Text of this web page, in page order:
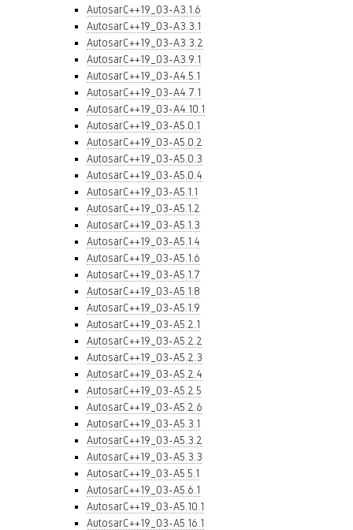
AutosarC++19_03-A3.1.6
AutosarC++19_03-A3.3.1
AutosarC++19_03-A3.3.2
AutosarC++19_03-A3.9.1
AutosarC++19_03-A4.5.1
AutosarC++19_03-A4.7.1
AutosarC++19_03-A4.10.1
AutosarC++19_03-A5.0.1
AutosarC++19_03-A5.0.2
AutosarC++19_03-A5.0.3
AutosarC++19_03-A5.0.4
AutosarC++19_03-A5.1.1
AutosarC++19_03-A5.1.2
AutosarC++19_03-A5.1.3
AutosarC++19_03-A5.1.4
AutosarC++19_03-A5.1.6
AutosarC++19_03-A5.1.7
AutosarC++19_03-A5.1.8
AutosarC++19_03-A5.1.9
AutosarC++19_03-A5.2.1
AutosarC++19_03-A5.2.2
AutosarC++19_03-A5.2.3
AutosarC++19_03-A5.2.4
AutosarC++19_03-A5.2.5
AutosarC++19_03-A5.2.6
AutosarC++19_03-A5.3.1
AutosarC++19_03-A5.3.2
AutosarC++19_03-A5.3.3
AutosarC++19_03-A5.5.1
AutosarC++19_03-A5.6.1
AutosarC++19_03-A5.10.1
AutosarC++19_03-A5.16.1